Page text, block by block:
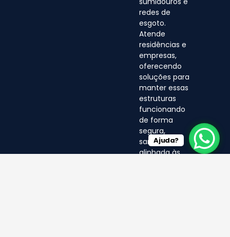
redes de
esgoto.
Atende
residências e
empresas,
oferecendo
soluções para
manter essas
estruturas
funcionando
de forma
segura,
sanitária e
alinhada às
Ajuda?